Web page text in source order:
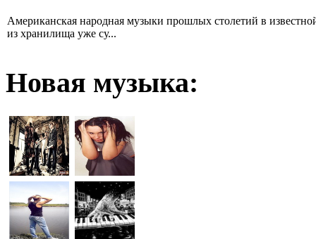
Американская народная музыки прошлых столетий в
из хранилища уже су...
Новая музыка: